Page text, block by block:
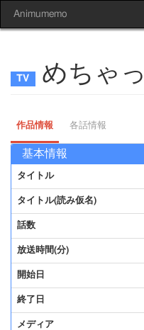
Animumemo
めちゃ
作品情報 各話情報
基本情報
タイトル
タイトル(読み仮名)
話数
放送時間(分)
開始日
終了日
メディア